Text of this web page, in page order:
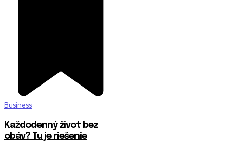
Business
Každodenný život bez
obáv? Tu je riešenie